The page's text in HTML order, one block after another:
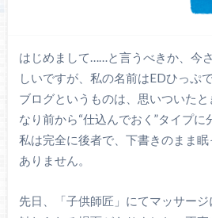
はじめまして……と言うべきか、今
しいですが、私の名前はEDひっぷで
ブログというものは、思いついた
なり前から“仕込んでおく”タイプに
私は完全に後者で、下書きのまま眠
ありません。
先日、「子供師匠」にてマッサー